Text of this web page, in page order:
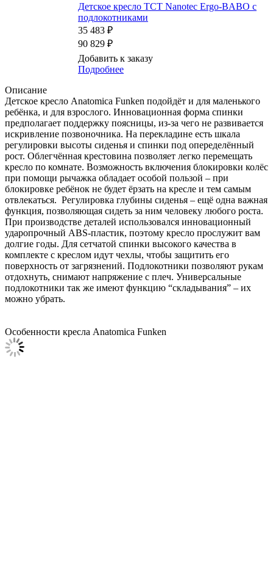
Детское кресло TCT Nanotec Ergo-BABO с
подлокотниками
35 483 ₽
90 829 ₽
Добавить к заказу
Подробнее
Описание
Детское кресло Anatomica Funken подойдёт и для маленького
ребёнка, и для взрослого. Инновационная форма спинки
предполагает поддержку поясницы, из-за чего не развивается
искривление позвоночника. На перекладине есть шкала
регулировки высоты сиденья и спинки под опеределённый
рост. Облегчённая крестовина позволяет легко перемещать
кресло по комнате. Возможность включения блокировки колёс
при помощи рычажка обладает особой пользой – при
блокировке ребёнок не будет ёрзать на кресле и тем самым
отвлекаться. Регулировка глубины сиденья – ещё одна важная
функция, позволяющая сидеть за ним человеку любого роста.
При производстве деталей использовался инновационный
ударопрочный ABS-пластик, поэтому кресло прослужит вам
долгие годы. Для сетчатой спинки высокого качества в
комплекте с креслом идут чехлы, чтобы защитить его
поверхность от загрязнений. Подлокотники позволяют рукам
отдохнуть, снимают напряжение с плеч. Универсальные
подлокотники так же имеют функцию “складывания” – их
можно убрать.
Особенности кресла Anatomica Funken